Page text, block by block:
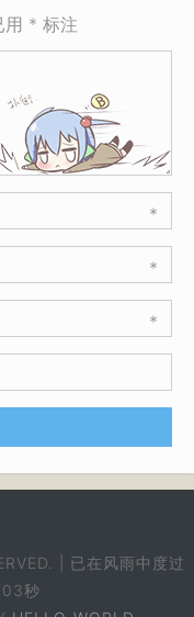
用 * 标注
*
*
*
| 已在风雨中度过
秒